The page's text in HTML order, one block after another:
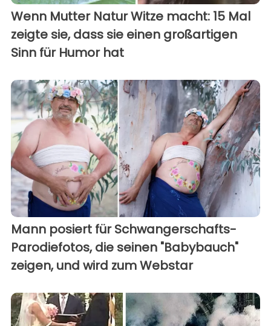
Wenn Mutter Natur Witze macht: 15 Mal
zeigte sie, dass sie einen großartigen
Sinn für Humor hat
Mann posiert für Schwangerschafts-
Parodiefotos, die seinen "Babybauch"
zeigen, und wird zum Webstar